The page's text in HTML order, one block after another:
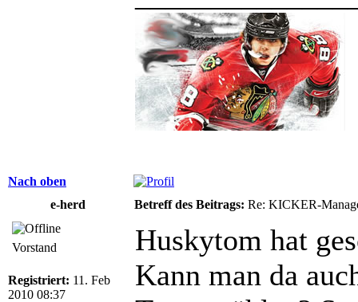
Nach oben
e-herd
Betreff des Beitrags: Re: KICKER-
Vorstand
Registriert: 11. Feb
2010 08:37
Huskytom hat
Kann man da